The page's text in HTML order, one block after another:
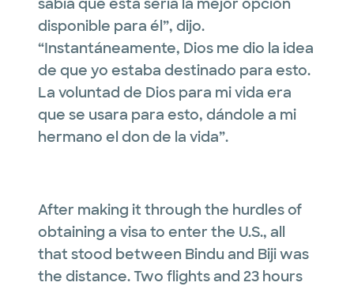
disponible para él”, dijo.
“Instantáneamente, Dios me dio la idea
de que yo estaba destinado para esto.
La voluntad de Dios para mi vida era
que se usara para esto, dándole a mi
hermano el don de la vida”.
After making it through the hurdles of
obtaining a visa to enter the U.S., all
that stood between Bindu and Biji was
the distance. Two flights and 23 hours